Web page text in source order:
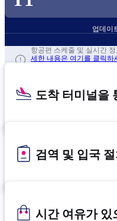
업데이
항
항공편 스케줄 및 실시간
세한 내용은 여기를 클릭하
도착 터미널을
검역 및 입국
시간 여유가